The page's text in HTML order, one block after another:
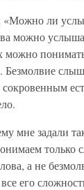
«Можно ли
можно
можно
Безмолвие
мне задали
только
а не
его